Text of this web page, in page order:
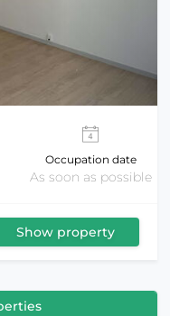
Occupation date
As soon as possible
Show property